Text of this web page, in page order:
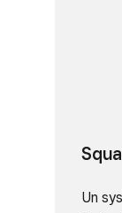
Un